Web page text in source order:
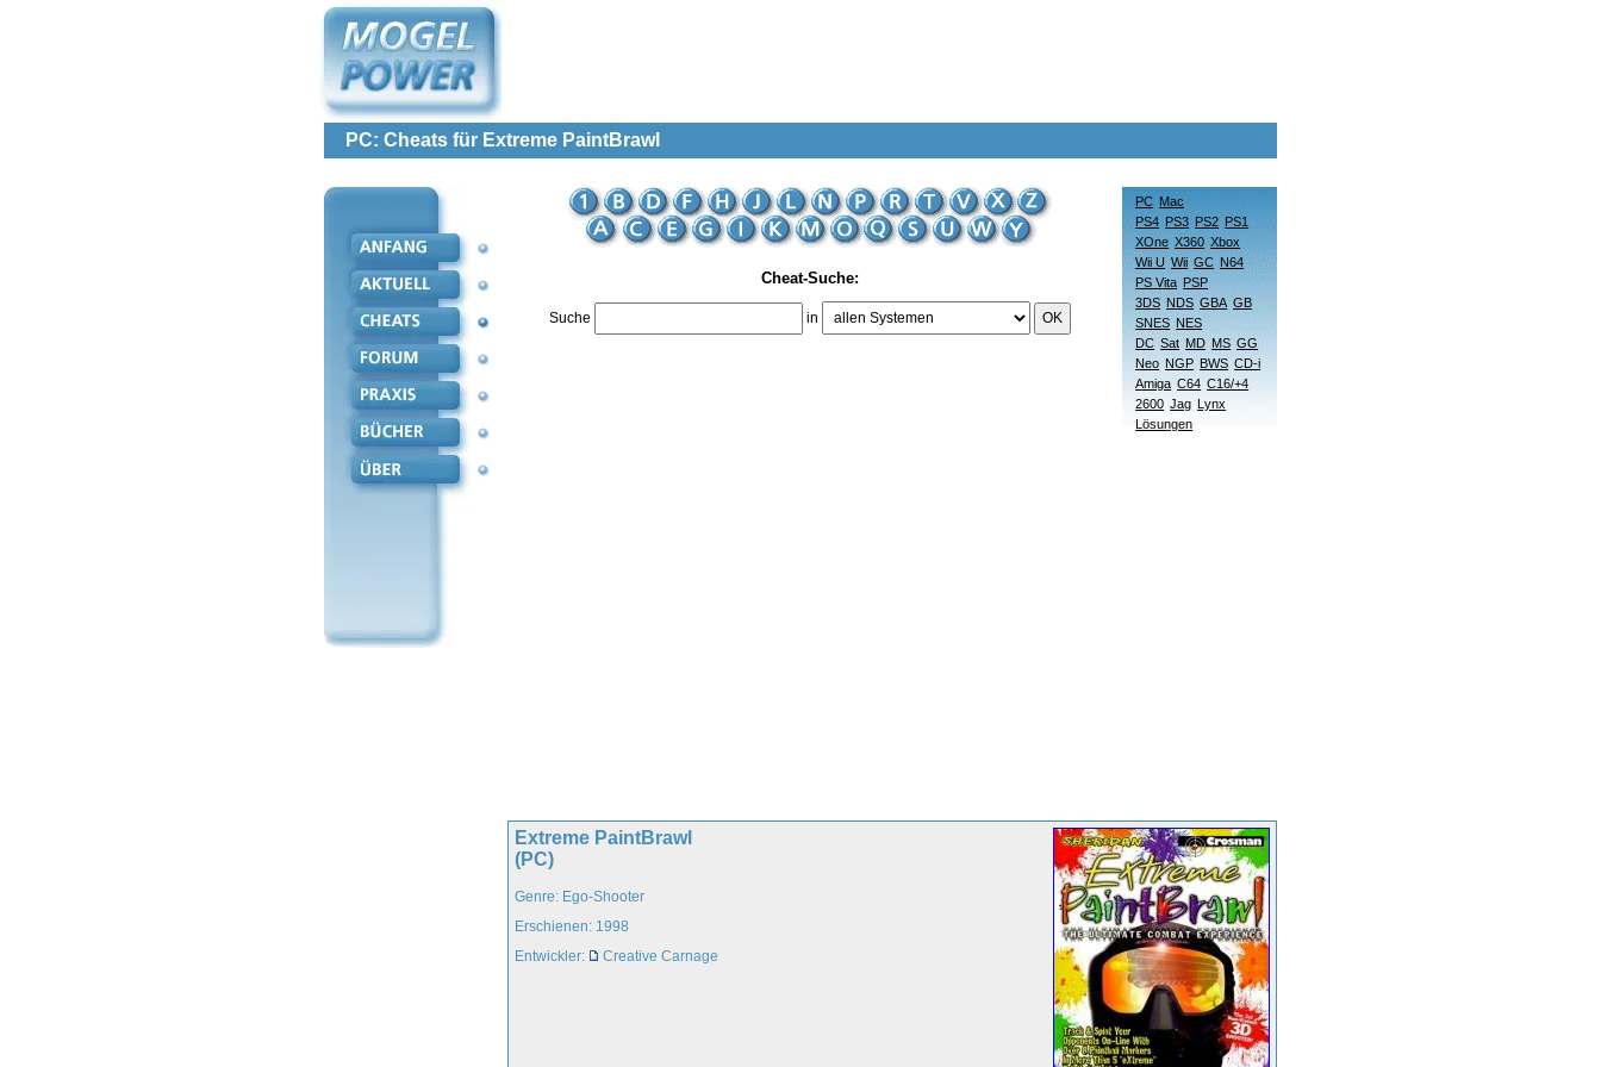
PC: Cheats für Extreme PaintBrawl
Cheat-Suche:
Suche in OK
PC Mac
PS4 PS3 PS2 PS1
XOne X360 Xbox
Wii U Wii GC N64
PS Vita PSP
3DS NDS GBA GB
SNES NES
DC Sat MD MS GG
Neo NGP BWS CD-i
Amiga C64 C16/+4
2600 Jag Lynx
Lösungen
Extreme PaintBrawl
(PC)
Genre: Ego-Shooter
Erschienen: 1998
Entwickler:
Creative Carnage